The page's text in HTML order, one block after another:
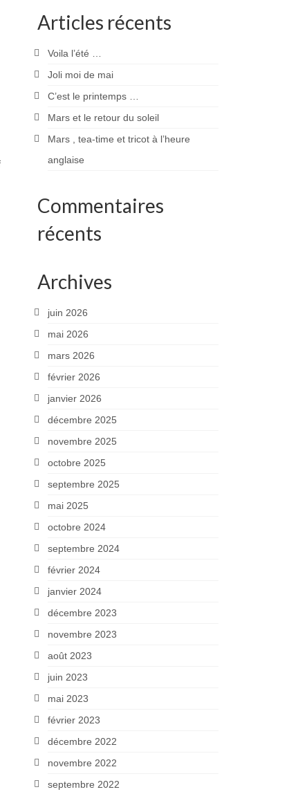
Articles récents
Voila l’été …
Joli moi de mai
C’est le printemps …
Mars et le retour du soleil
Mars , tea-time et tricot à l’heure
anglaise
Commentaires
récents
Archives
juin 2026
mai 2026
mars 2026
février 2026
janvier 2026
décembre 2025
novembre 2025
octobre 2025
septembre 2025
mai 2025
octobre 2024
septembre 2024
février 2024
janvier 2024
décembre 2023
novembre 2023
août 2023
juin 2023
mai 2023
février 2023
décembre 2022
novembre 2022
septembre 2022